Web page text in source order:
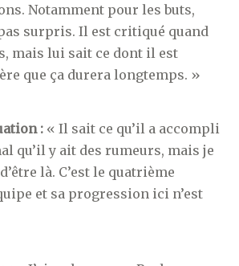
Notamment pour les buts,
surpris. Il est critiqué quand
mais lui sait ce dont il est
que ça durera longtemps. »
: « Il sait ce qu’il a accompli
qu’il y ait des rumeurs, mais je
là. C’est le quatrième
et sa progression ici n’est